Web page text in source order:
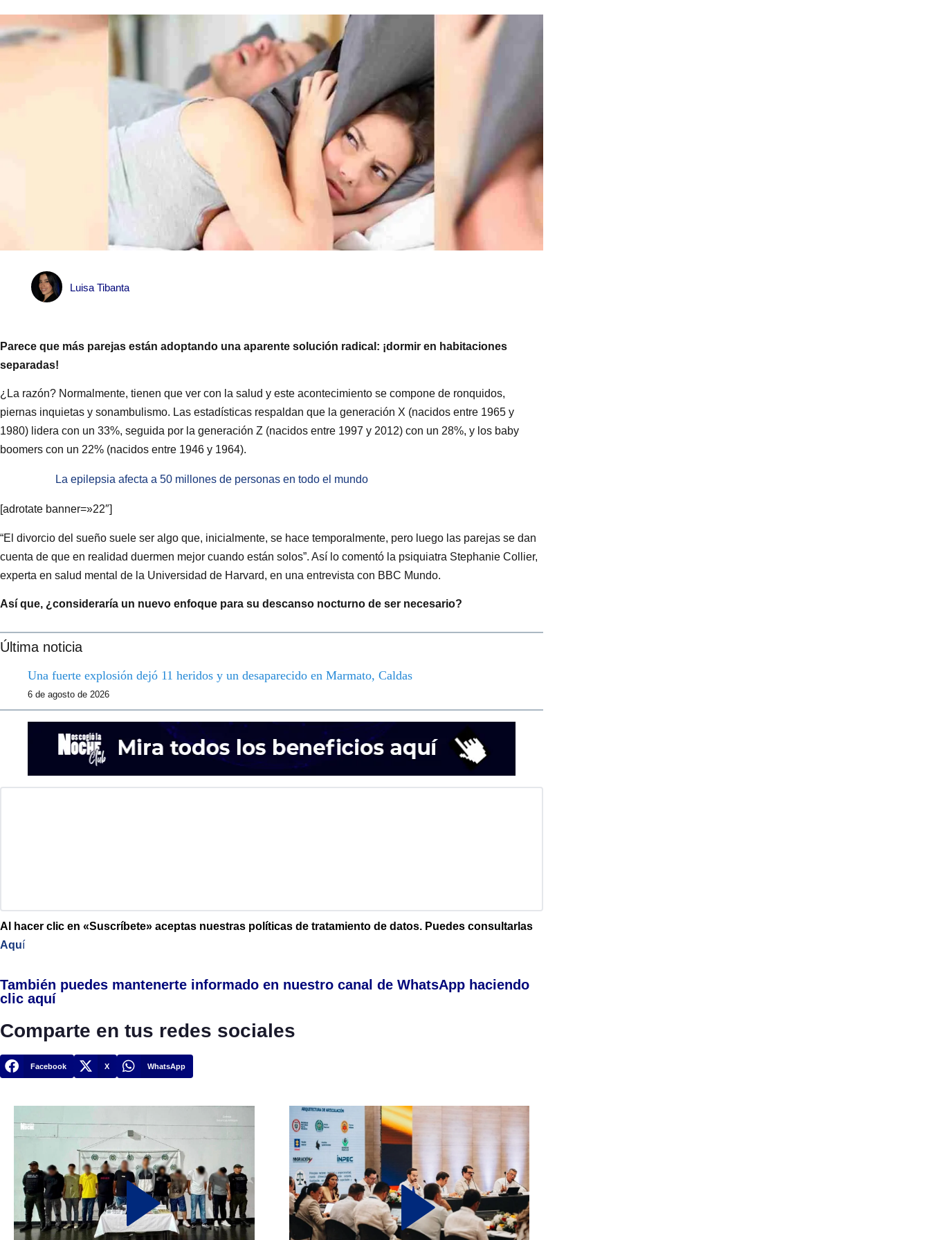
Luisa Tibanta
Parece que más parejas están adoptando una aparente solución radical: ¡dormir en habitaciones
separadas!
¿La razón? Normalmente, tienen que ver con la salud y este acontecimiento se compone de ronquidos,
piernas inquietas y sonambulismo. Las estadísticas respaldan que la generación X (nacidos entre 1965 y
1980) lidera con un 33%, seguida por la generación Z (nacidos entre 1997 y 2012) con un 28%, y los baby
boomers con un 22% (nacidos entre 1946 y 1964).
La epilepsia afecta a 50 millones de personas en todo el mundo
[adrotate banner=»22″]
“El divorcio del sueño suele ser algo que, inicialmente, se hace temporalmente, pero luego las parejas se dan
cuenta de que en realidad duermen mejor cuando están solos”. Así lo comentó la psiquiatra Stephanie Collier,
experta en salud mental de la Universidad de Harvard, en una entrevista con BBC Mundo.
Así que, ¿consideraría un nuevo enfoque para su descanso nocturno de ser necesario?
Última noticia
Una fuerte explosión dejó 11 heridos y un desaparecido en Marmato, Caldas
6 de agosto de 2026
Al hacer clic en «Suscríbete» aceptas nuestras políticas de tratamiento de datos. Puedes consultarlas
Aquí
También puedes mantenerte informado en nuestro canal de WhatsApp haciendo
clic aquí
Comparte en tus redes sociales
Facebook X WhatsApp